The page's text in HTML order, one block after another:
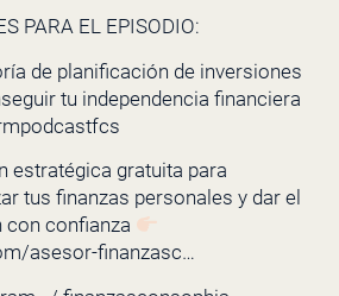
PARA EL EPISODIO:
de planificación de inversiones
tu independencia financiera
estratégica gratuita para
tus finanzas personales y dar el
con confianza
asesor-finanzasc…